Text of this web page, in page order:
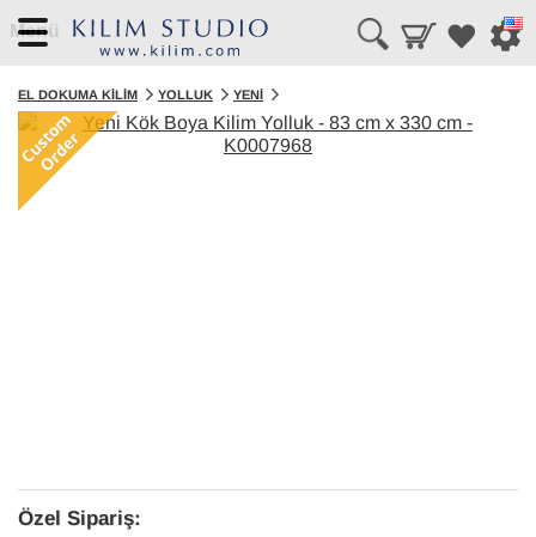
Menü
EL DOKUMA KILIM YOLLUK YENI
Özel Sipariş: